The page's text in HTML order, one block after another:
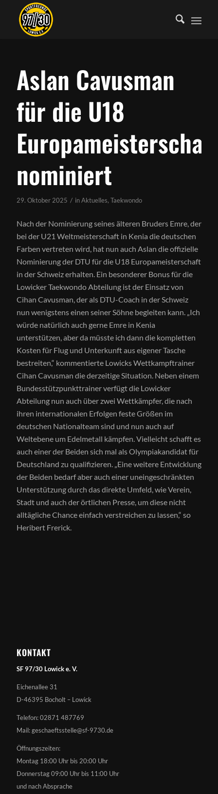
Aslan Cavusman
für die U18
nominiert
29. Oktober 2025 / inAktuelles, Taekwondo
Nach der Nominierung seines älteren Bruders Emre, der
bei der U21 Weltmeisterschaft in Kenia die deutschen
Farben vertreten wird, hat nun auch Aslan die offizielle
Nominierung der DTU für die U18 Europameisterschaft
in der Schweiz erhalten. Ein besonderer Bonus für die
Lowicker Taekwondo Abteilung ist der Einsatz von
Cihan Cavusman, der als DTU-Coach in der Schweiz
nun wenigstens einen seiner Söhne begleiten kann. „Ich
würde natürlich auch gerne Emre in Kenia
unterstützen, aber da müsste ich dann die kompletten
Kosten für Flug und Unterkunft aus eigener Tasche
bestreiten,“ kommentierte Lowicks Wettkampftrainer
Cihan Cavusman die derzeitige Situation. Neben einem
Bundesstützpunkttrainer verfügt die Lowicker
Abteilung nun auch über zwei Wettkämpfer, die nach
ihren internationalen Erfolgen feste Größen im
deutschen Nationalteam sind und nun auch auf
Weltebene um Edelmetall kämpfen. Vielleicht schafft es
auch einer der Beiden sich mal als Olympiakandidat für
Deutschland zu qualifizieren. „Eine weitere Entwicklung
der Beiden bedarf aber auch einer uneingeschränkten
Unterstützung durch das direkte Umfeld, wie Verein,
Stadt und auch der örtlichen Presse, um diese nicht
alltägliche Chance einfach verstreichen zu lassen,“ so
Heribert Frerick.
KONTAKT
SF 97/30 Lowick e. V.
Eichenallee 31
D-46395 Bocholt – Lowick
Telefon: 02871 487769
Mail: geschaeftsstelle@sf-9730.de
Öffnungszeiten:
Montag 18:00 Uhr bis 20:00 Uhr
Donnerstag 09:00 Uhr bis 11:00 Uhr
und nach Absprache